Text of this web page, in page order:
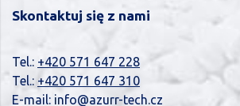
Skontaktuj się z nami
Tel.: +420 571 647 228
Tel.: +420 571 647 310
E-mail: info@azurr-tech.cz